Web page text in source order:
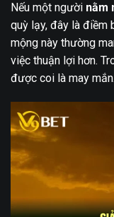
Nếu một người nằm
quỳ lạy, đây là điềm
mộng này thường
việc thuận lợi hơn.
được coi là may mắn.